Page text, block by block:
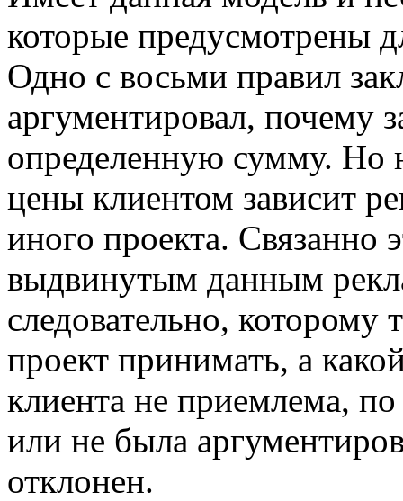
которые предусмотрены
Одно с восьми правил
аргументировал, почему
определенную сумму. Но
цены клиентом зависит
иного проекта. Связанно
выдвинутым данным
следовательно, которому
проект принимать, а
клиента не приемлема,
или не была
отклонен.